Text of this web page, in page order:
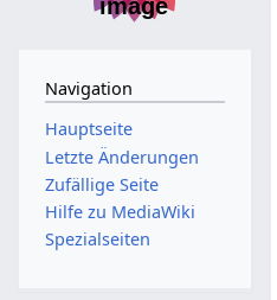
Navigation
Hauptseite
Letzte Änderungen
Zufällige Seite
Hilfe zu MediaWiki
Spezialseiten